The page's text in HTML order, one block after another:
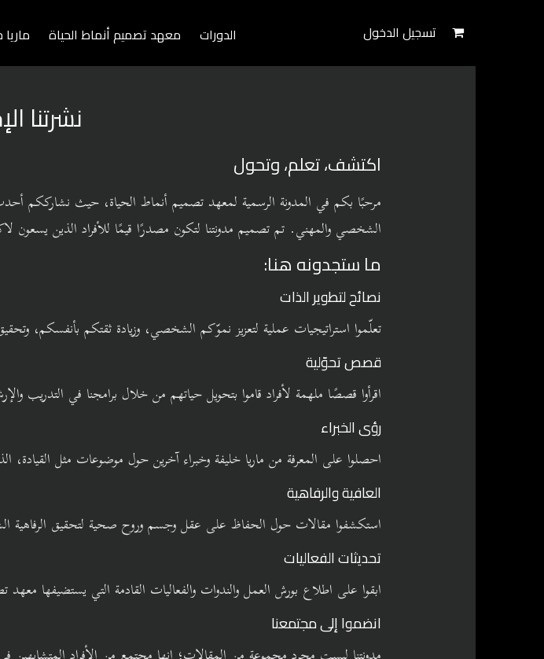
تسجيل الدخول الدورات معهد تصميم أنماط الحياة
نشرتنا
اكتشف، تعلم، وتحول
مرحبًا بكم في المدونة الرسمية لمعهد تصميم أنماط الحياة، حيث نشارككم
الشخصي والمهني. تم تصميم مدونتنا لتكون مصدرًا قيمًا للأفراد الذين يسعون
ما ستجدونه هنا:
نصائح لتطوير الذات
تعلّموا استراتيجيات عملية لتعزيز نموّكم الشخصي، وزيادة ثقتكم بأنفسكم،
قصص تحوّلية
اقرأوا قصصًا ملهمة لأفراد قاموا بتحويل حياتهم من خلال برامجنا في التدريب
رؤى الخبراء
احصلوا على المعرفة من ماريا خليفة وخبراء آخرين حول موضوعات مثل القيادة،
العافية والرفاهية
استكشفوا مقالات حول الحفاظ على عقل وجسم وروح صحية لتحقيق الرفاهية
تحديثات الفعاليات
ابقوا على اطلاع بورش العمل والندوات والفعاليات القادمة التي يستضيفها معهد
انضموا إلى مجتمعنا